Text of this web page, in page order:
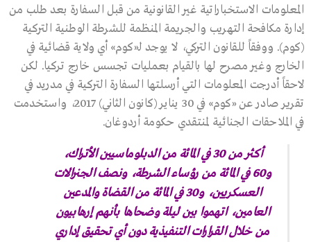
المعلومات الاستخباراتية غير القانونية من قبل السفارة بعد طلب من
إدارة مكافحة التهريب والجريمة المنظمة للشرطة الوطنية التركية
(كوم). ووفقاً للقانون التركي، لا يوجد لـ«كوم» أي ولاية قضائية في
الخارج وغير مصرح لها بالقيام بعمليات تجسس خارج تركيا. لكن
لاحقاً أدرجت المعلومات التي أرسلتها السفارة التركية في مدريد في
تقرير صادر عن «كوم» في 30 يناير (كانون الثاني) 2017، واستخدمت
في الملاحقات الجنائية لمنتقدي حكومة أردوغان.
أكثر من 30 في المائة من الدبلوماسيين الأتراك،
و60 في المائة من رؤساء الشرطة، ونصف الجنرالات
العسكريين، و30 في المائة من القضاة والمدعين
العامين، اتهموا بين ليلة وضحاها بأنهم إرهابيون
من خلال القرارات التنفيذية دون أي تحقيق إداري